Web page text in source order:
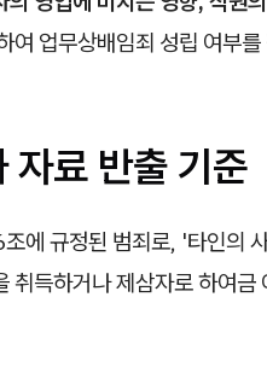
여 업무상배임죄 성립 여부
자료 반출 기준
에 규정된 범죄로, '타인의
취득하거나 제삼자로 하여